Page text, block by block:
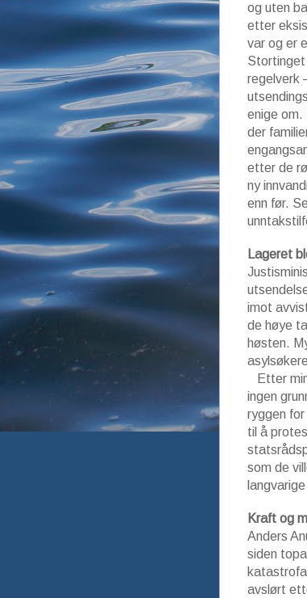
og uten
etter
var og er
Stortinget
regelverk
enige
der
etter de
ny
enn før.
Lageret
imot
de høye
høsten.
Etter
ingen
ryggen
til å
som de
Kraft og
Anders
siden
avslørt